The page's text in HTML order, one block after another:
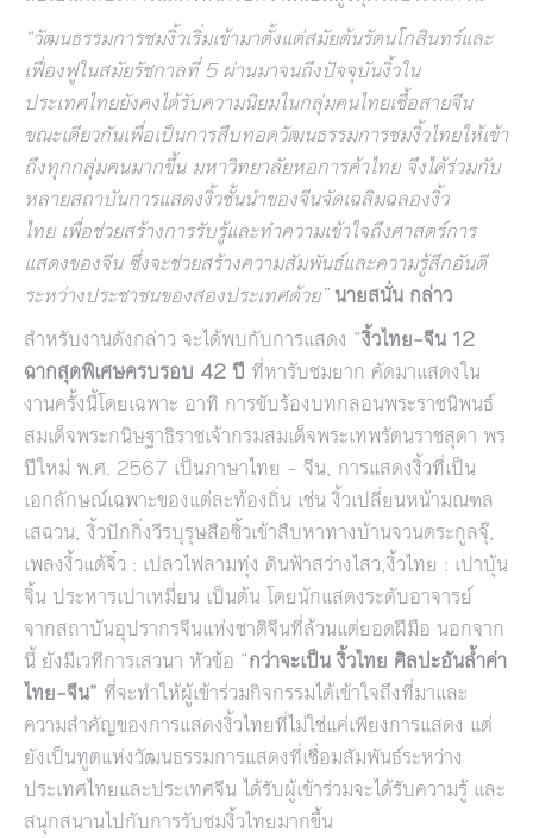
“วัฒนธรรมการชมงิ้วเริ่มเข้ามาตั้งแต่สมัยต้นรัตนโกสินทร์และ
เฟื่องฟูในสมัยรัชกาลที่5 ผ่านมาจนถึงปัจจุบันงิ้วใน
ประเทศไทยยังคงได้รับความนิยมในกลุ่มคนไทยเชื้อสายจีน
ขณะเดียวกันเพื่อเป็นการสืบทอดวัฒนธรรมการชมงิ้วไทยให้เข้า
ถึงทุกกลุ่มคนมากขึ้น มหาวิทยาลัยหอการค้าไทย จึงได้ร่วมกับ
หลายสถาบันการแสดงงิ้วชั้นนำของจีนจัดเฉลิมฉลองงิ้ว
ไทย เพื่อช่วยสร้างการรับรู้และทำความเข้าใจถึงศาสตร์การ
แสดงของจีน ซึ่งจะช่วยสร้างความสัมพันธ์และความรู้สึกอันดี
ระหว่างประชาชนของสองประเทศด้วย” นายสนั่น กล่าว
สำหรับงานดังกล่าว จะได้พบกับการแสดง “งิ้วไทย–จีน 12
ฉากสุดพิเศษครบรอบ 42 ปี ที่หารับชมยาก คัดมาแสดงใน
งานครั้งนี้โดยเฉพาะ อาทิ การขับร้องบทกลอนพระราชนิพนธ์
สมเด็จพระกนิษฐาธิราชเจ้ากรมสมเด็จพระเทพรัตนราชสุดา พร
ปีใหม่ พ.ศ. 2567 เป็นภาษาไทย – จีน, การแสดงงิ้วที่เป็น
เอกลักษณ์เฉพาะของแต่ละท้องถิ่น เช่น งิ้วเปลี่ยนหน้ามณฑล
เสฉวน, งิ้วปักกิ่งวีรบุรุษสือซิ้วเข้าสืบหาทางบ้านจวนตระกูลจุ๊,
เพลงงิ้วแต้จิ๋ว : เปลวไฟลามทุ่ง ดินฟ้าสว่างไสว,งิ้วไทย : เปาบุ้น
จิ้น ประหารเปาเหมี่ยน เป็นต้น โดยนักแสดงระดับอาจารย์
จากสถาบันอุปรากรจีนแห่งชาติจีนที่ล้วนแต่ยอดฝีมือ นอกจาก
นี้ ยังมีเวทีการเสวนา หัวข้อ “กว่าจะเป็น งิ้วไทย ศิลปะอันล้ำค่า
ไทย–จีน” ที่จะทำให้ผู้เข้าร่วมกิจกรรมได้เข้าใจถึงที่มาและ
ความสำคัญของการแสดงงิ้วไทยที่ไม่ใช่แค่เพียงการแสดง แต่
ยังเป็นทูตแห่งวัฒนธรรมการแสดงที่เชื่อมสัมพันธ์ระหว่าง
ประเทศไทยและประเทศจีน ได้รับผู้เข้าร่วมจะได้รับความรู้ และ
สนุกสนานไปกับการรับชมงิ้วไทยมากขึ้น